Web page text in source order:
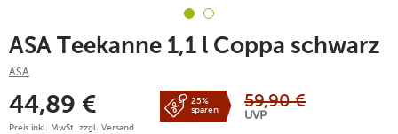
ASA Teekanne 1,1 l Coppa schwarz
ASA
44,89 €
Preis inkl. MwSt. zzgl. Versand
25%
sparen
59,90 €
UVP